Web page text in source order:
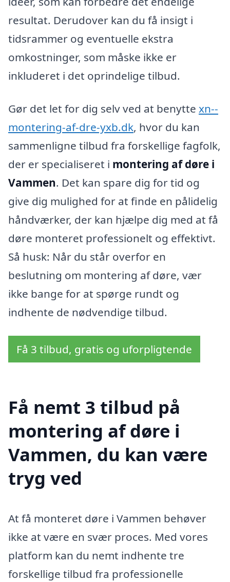
resultat. Derudover kan du få insigt i
tidsrammer og eventuelle ekstra
omkostninger, som måske ikke er
inkluderet i det oprindelige tilbud.
Gør det let for dig selv ved at benytte xn--
montering-af-dre-yxb.dk, hvor du kan
sammenligne tilbud fra forskellige fagfolk,
der er specialiseret i montering af døre i
Vammen. Det kan spare dig for tid og
give dig mulighed for at finde en pålidelig
håndværker, der kan hjælpe dig med at få
døre monteret professionelt og effektivt.
Så husk: Når du står overfor en
beslutning om montering af døre, vær
ikke bange for at spørge rundt og
indhente de nødvendige tilbud.
Få 3 tilbud, gratis og uforpligtende
Få nemt 3 tilbud på
montering af døre i
Vammen, du kan være
tryg ved
At få monteret døre i Vammen behøver
ikke at være en svær proces. Med vores
platform kan du nemt indhente tre
forskellige tilbud fra professionelle